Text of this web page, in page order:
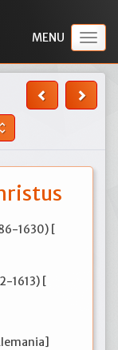
unfold_more
1630) [
1613) [